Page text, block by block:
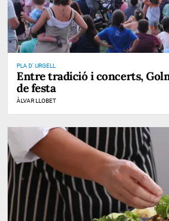
PLA D' URGELL
Entre tradició i concerts,
de festa
ÀLVAR LLOBET